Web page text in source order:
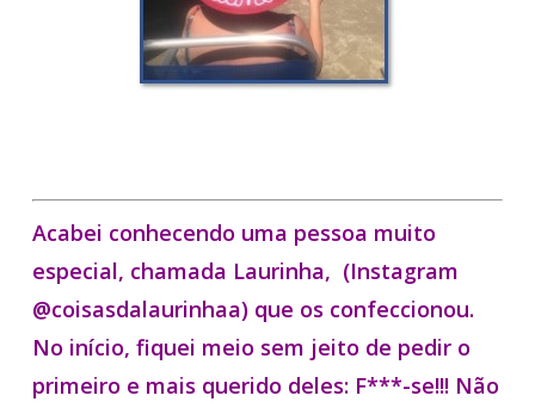
Acabei conhecendo uma pessoa muito
especial, chamada Laurinha, (Instagram
@coisasdalaurinhaa) que os confeccionou.
No início, fiquei meio sem jeito de pedir o
primeiro e mais querido deles: F***-se!!! Não